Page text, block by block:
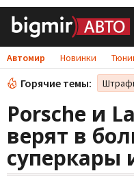
Автомир Новинки
Горячие темы:
Porsche и
верят в
суперкары